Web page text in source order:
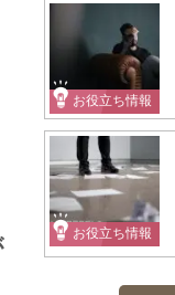
お役立ち情報
お役立ち情報